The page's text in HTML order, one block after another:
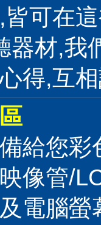
可在
器材,我
得,互
給您彩
像管/
電腦螢